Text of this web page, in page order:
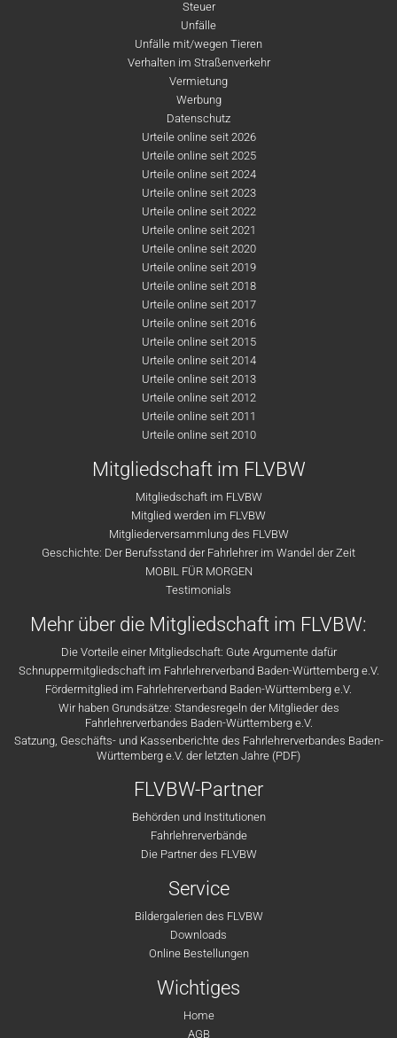
Steuer
Unfälle
Unfälle mit/wegen Tieren
Verhalten im Straßenverkehr
Vermietung
Werbung
Datenschutz
Urteile online seit 2026
Urteile online seit 2025
Urteile online seit 2024
Urteile online seit 2023
Urteile online seit 2022
Urteile online seit 2021
Urteile online seit 2020
Urteile online seit 2019
Urteile online seit 2018
Urteile online seit 2017
Urteile online seit 2016
Urteile online seit 2015
Urteile online seit 2014
Urteile online seit 2013
Urteile online seit 2012
Urteile online seit 2011
Urteile online seit 2010
Mitgliedschaft im FLVBW
Mitgliedschaft im FLVBW
Mitglied werden im FLVBW
Mitgliederversammlung des FLVBW
Geschichte: Der Berufsstand der Fahrlehrer im Wandel der Zeit
MOBIL FÜR MORGEN
Testimonials
Mehr über die Mitgliedschaft im FLVBW:
Die Vorteile einer Mitgliedschaft: Gute Argumente dafür
Schnuppermitgliedschaft im Fahrlehrerverband Baden-Württemberg e.V.
Fördermitglied im Fahrlehrerverband Baden-Württemberg e.V.
Wir haben Grundsätze: Standesregeln der Mitglieder des
Fahrlehrerverbandes Baden-Württemberg e.V.
Satzung, Geschäfts- und Kassenberichte des Fahrlehrerverbandes Baden-
Württemberg e.V. der letzten Jahre (PDF)
FLVBW-Partner
Behörden und Institutionen
Fahrlehrerverbände
Die Partner des FLVBW
Service
Bildergalerien des FLVBW
Downloads
Online Bestellungen
Wichtiges
Home
AGB